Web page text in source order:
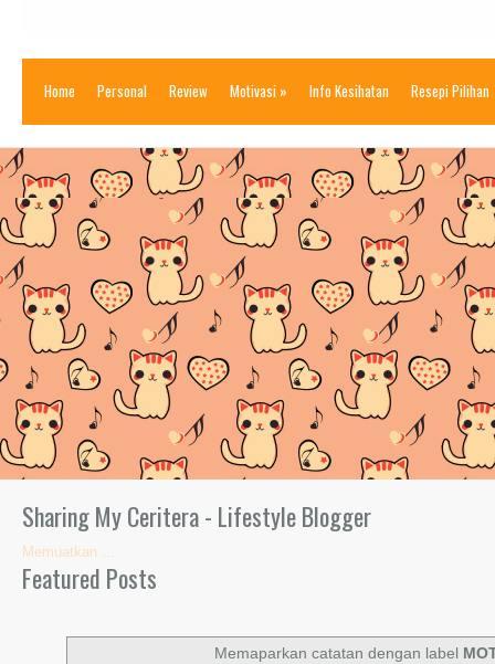
Home Personal Review Motivasi » Info Kesihatan Resepi Pilihan
Sharing My Ceritera - Lifestyle Blogger
Memuatkan ...
Featured Posts
Memaparkan catatan dengan label